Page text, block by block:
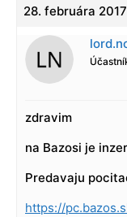
28. februára
zdravim
na Bazosi je
Predavaju
https://